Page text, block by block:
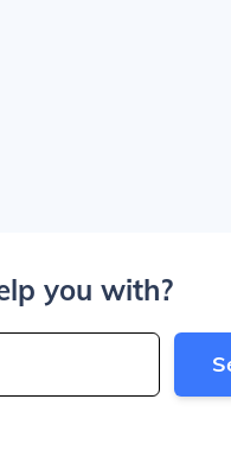
you with?